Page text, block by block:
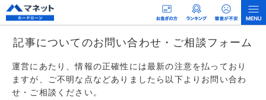
記事についてのお問い合わせ・ご相談フォーム
運営にあたり、情報の正確性には最新の注意を払っており
ますが、ご不明な点などありましたら以下よりお問い合わ
せ・ご相談ください。